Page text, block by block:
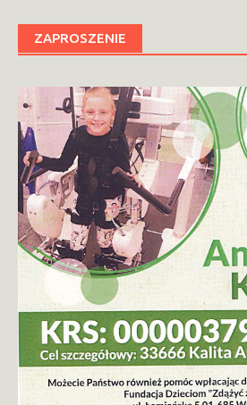
ZAPROSZENIE